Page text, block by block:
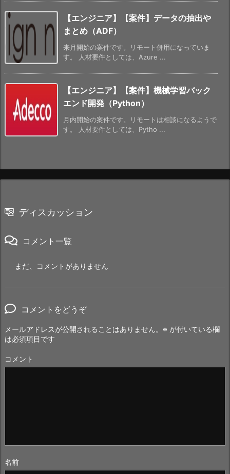
【エンジニア】【案件】データの抽出や
まとめ（ADF）
来月開始の案件です。リモート併用になっていま
す。 人材要件としては、Azure ...
【エンジニア】【案件】機械学習バック
エンド開発（Python）
月内開始の案件です。リモートは相談になるようで
す。 人材要件としては、Pytho ...
ディスカッション
コメント一覧
まだ、コメントがありません
コメントをどうぞ
メールアドレスが公開されることはありません。 ※ が付いている欄
は必須項目です
コメント
名前